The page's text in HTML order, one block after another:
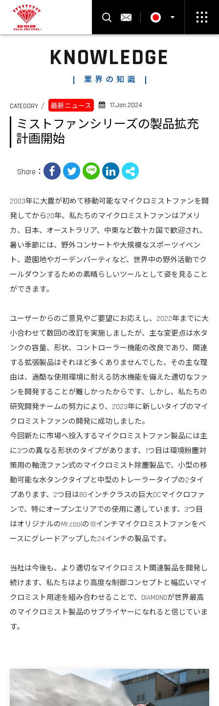
KNOWLEDGE
業界の知識
CATEGORY 最新ニュース 17.Jan.2024
ミストファンシリーズの製品拡充
計画開始
Share：
2003年に大農が初めて移動可能なマイクロミストファンを開
発してから20年、私たちのマイクロミストファンはアメリ
カ、日本、オーストラリア、中東など数十カ国で歓迎され、
暑い季節には、野外コンサートや大規模なスポーツイベン
ト、遊園地やガーデンパーティなど、世界中の野外活動でク
ールダウンするための素晴らしいツールとして姿を見ること
ができます。
ユーザーからのご意見やご要望にお応えし、2022年までに大
小合わせて数回の改訂を実施しましたが、主な変更点は水タ
ンクの容量、形状、コントローラー機能の改良であり、関連
する拡張製品はそれほど多くありませんでした、その主な理
由は、過酷な使用環境に耐える防水機能を備えた適切なファ
ンを開発することが難しかったからです、しかし、私たちの
研究開発チームの努力により、2023年に新しいタイプのマイ
クロミストファンの開発に成功しました。
今回新たに市場へ投入するマイクロミストファン製品には主
に3つの異なる形状のタイプがあります、1つ目は環境粉塵対
策用の軸流ファン式のマイクロミスト除塵製品で、小型の移
動可能な水タンクタイプと中型のトレーラータイプの2タイ
プあります、2つ目は80インチクラスの巨大DCマイクロファ
ンで、特にオープンエリアでの使用に適しています、3つ目
はオリジナルのMr.coolの18インチマイクロミストファンをベ
ースにグレードアップした24インチの製品です。
当社は今後も、より適切なマイクロミスト関連製品を開発し
続けます、私たちはより高度な制御コンセプトと幅広いマイ
クロミスト用途を組み合わせることで、DIAMONDが世界最高
のマイクロミスト製品のサプライヤーになれると信じていま
す。
お問い合わせ
Select Language